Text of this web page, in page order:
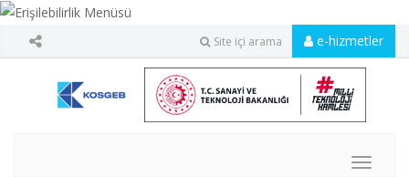
Site içi arama e-hizmetler
MENU